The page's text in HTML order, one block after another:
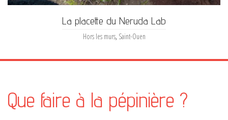
La placette du Neruda Lab
Hors les murs, Saint-Ouen
Que faire à la pépinière ?